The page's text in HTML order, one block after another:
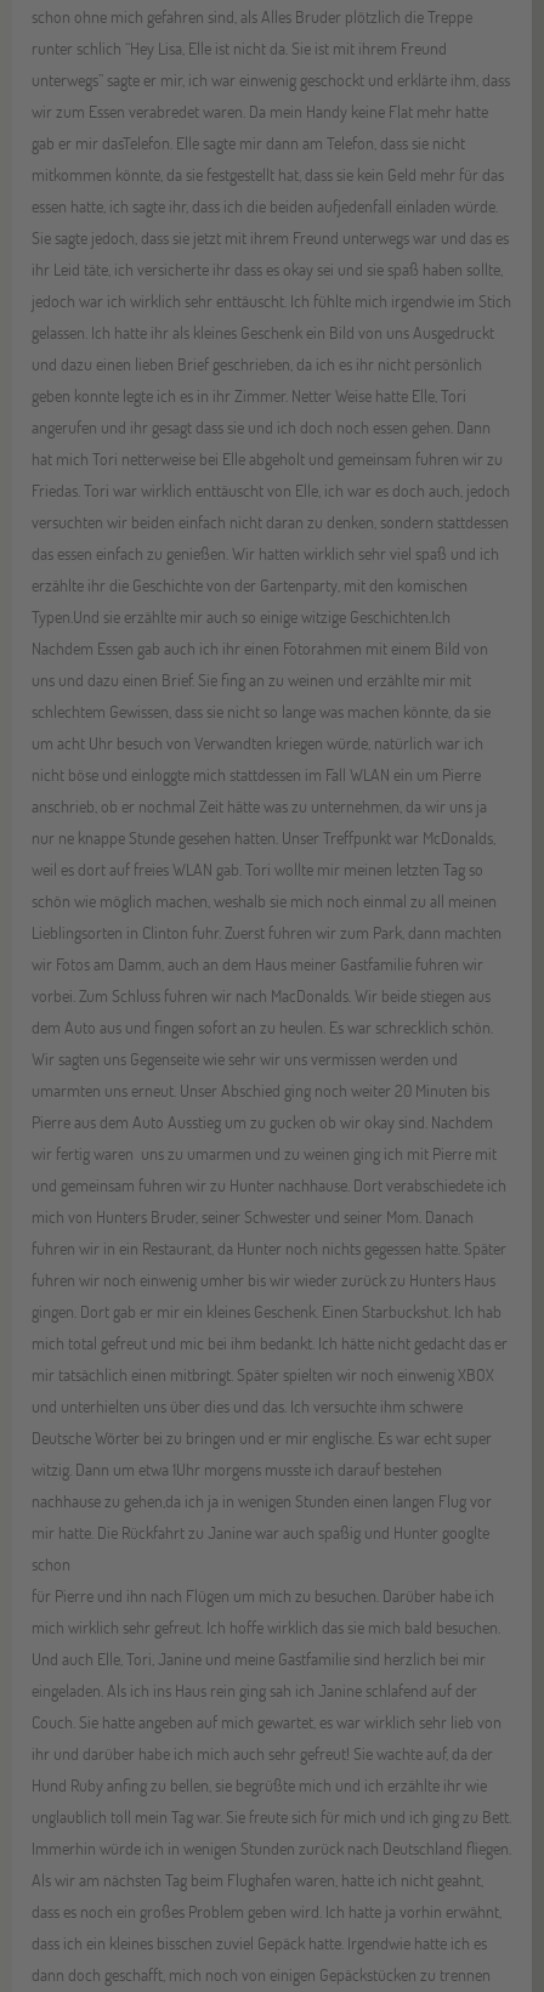
schon ohne mich gefahren sind, als Alles Bruder plötzlich die Treppe
runter schlich “Hey Lisa, Elle ist nicht da. Sie ist mit ihrem Freund
unterwegs” sagte er mir, ich war einwenig geschockt und erklärte ihm, dass
wir zum Essen verabredet waren. Da mein Handy keine Flat mehr hatte
gab er mir dasTelefon. Elle sagte mir dann am Telefon, dass sie nicht
mitkommen könnte, da sie festgestellt hat, dass sie kein Geld mehr für das
essen hatte, ich sagte ihr, dass ich die beiden aufjedenfall einladen würde.
Sie sagte jedoch, dass sie jetzt mit ihrem Freund unterwegs war und das es
ihr Leid täte, ich versicherte ihr dass es okay sei und sie spaß haben sollte,
jedoch war ich wirklich sehr enttäuscht. Ich fühlte mich irgendwie im Stich
gelassen. Ich hatte ihr als kleines Geschenk ein Bild von uns Ausgedruckt
und dazu einen lieben Brief geschrieben, da ich es ihr nicht persönlich
geben konnte legte ich es in ihr Zimmer. Netter Weise hatte Elle, Tori
angerufen und ihr gesagt dass sie und ich doch noch essen gehen. Dann
hat mich Tori netterweise bei Elle abgeholt und gemeinsam fuhren wir zu
Friedas. Tori war wirklich enttäuscht von Elle, ich war es doch auch, jedoch
versuchten wir beiden einfach nicht daran zu denken, sondern stattdessen
das essen einfach zu genießen. Wir hatten wirklich sehr viel spaß und ich
erzählte ihr die Geschichte von der Gartenparty, mit den komischen
Typen.Und sie erzählte mir auch so einige witzige Geschichten.Ich
Nachdem Essen gab auch ich ihr einen Fotorahmen mit einem Bild von
uns und dazu einen Brief. Sie fing an zu weinen und erzählte mir mit
schlechtem Gewissen, dass sie nicht so lange was machen könnte, da sie
um acht Uhr besuch von Verwandten kriegen würde, natürlich war ich
nicht böse und einloggte mich stattdessen im Fall WLAN ein um Pierre
anschrieb, ob er nochmal Zeit hätte was zu unternehmen, da wir uns ja
nur ne knappe Stunde gesehen hatten. Unser Treffpunkt war McDonalds,
weil es dort auf freies WLAN gab. Tori wollte mir meinen letzten Tag so
schön wie möglich machen, weshalb sie mich noch einmal zu all meinen
Lieblingsorten in Clinton fuhr. Zuerst fuhren wir zum Park, dann machten
wir Fotos am Damm, auch an dem Haus meiner Gastfamilie fuhren wir
vorbei. Zum Schluss fuhren wir nach MacDonalds. Wir beide stiegen aus
dem Auto aus und fingen sofort an zu heulen. Es war schrecklich schön.
Wir sagten uns Gegenseite wie sehr wir uns vermissen werden und
umarmten uns erneut. Unser Abschied ging noch weiter 20 Minuten bis
Pierre aus dem Auto Ausstieg um zu gucken ob wir okay sind. Nachdem
wir fertig waren uns zu umarmen und zu weinen ging ich mit Pierre mit
und gemeinsam fuhren wir zu Hunter nachhause. Dort verabschiedete ich
mich von Hunters Bruder, seiner Schwester und seiner Mom. Danach
fuhren wir in ein Restaurant, da Hunter noch nichts gegessen hatte. Später
fuhren wir noch einwenig umher bis wir wieder zurück zu Hunters Haus
gingen. Dort gab er mir ein kleines Geschenk. Einen Starbuckshut. Ich hab
mich total gefreut und mic bei ihm bedankt. Ich hätte nicht gedacht das er
mir tatsächlich einen mitbringt. Später spielten wir noch einwenig XBOX
und unterhielten uns über dies und das. Ich versuchte ihm schwere
Deutsche Wörter bei zu bringen und er mir englische. Es war echt super
witzig. Dann um etwa 1Uhr morgens musste ich darauf bestehen
nachhause zu gehen,da ich ja in wenigen Stunden einen langen Flug vor
mir hatte. Die Rückfahrt zu Janine war auch spaßig und Hunter googlte
schon
für Pierre und ihn nach Flügen um mich zu besuchen. Darüber habe ich
mich wirklich sehr gefreut. Ich hoffe wirklich das sie mich bald besuchen.
Und auch Elle, Tori, Janine und meine Gastfamilie sind herzlich bei mir
eingeladen. Als ich ins Haus rein ging sah ich Janine schlafend auf der
Couch. Sie hatte angeben auf mich gewartet, es war wirklich sehr lieb von
ihr und darüber habe ich mich auch sehr gefreut! Sie wachte auf, da der
Hund Ruby anfing zu bellen, sie begrüßte mich und ich erzählte ihr wie
unglaublich toll mein Tag war. Sie freute sich für mich und ich ging zu Bett.
Immerhin würde ich in wenigen Stunden zurück nach Deutschland fliegen.
Als wir am nächsten Tag beim Flughafen waren, hatte ich nicht geahnt,
dass es noch ein großes Problem geben wird. Ich hatte ja vorhin erwähnt,
dass ich ein kleines bisschen zuviel Gepäck hatte. Irgendwie hatte ich es
dann doch geschafft, mich noch von einigen Gepäckstücken zu trennen